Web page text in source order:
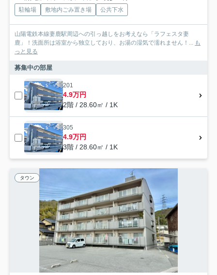
駐輪場 敷地内ごみ置き場 公共下水
山陽電鉄本線妻鹿駅周辺への引っ越しをお考えなら「ラフェスタ妻
鹿」！洗面所は浴室から独立しており、お湯の湿気で濡れません！... も
っと見る
募集中の部屋
201
4.9万円
2階 / 28.60㎡ / 1K
305
4.9万円
3階 / 28.60㎡ / 1K
タウン